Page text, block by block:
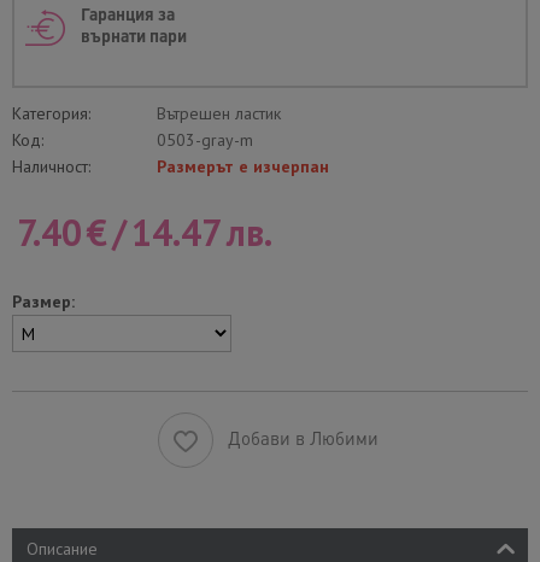
Гаранция за
върнати пари
Категория:
Вътрешен ластик
Код:
0503-gray-m
Наличност:
Размерът е изчерпан
7.40€/14.47лв.
Размер:
Добави в Любими
Описание